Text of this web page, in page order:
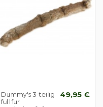
Dummy's 3-teilig
full fur
49,95 €